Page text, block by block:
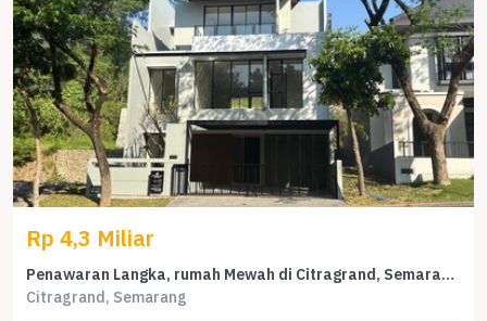
Rp 4,3 Miliar
Penawaran Langka, rumah Mewah di Citragrand, Semarang, LB 230m²
Citragrand, Semarang